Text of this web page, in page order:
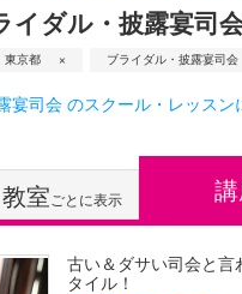
イダル・披露宴司
東京都 ブライダル・披露宴司会
宴司会 のスクール・レッスン
室ごとに表示
古い＆ダサい司会と言
タイル！